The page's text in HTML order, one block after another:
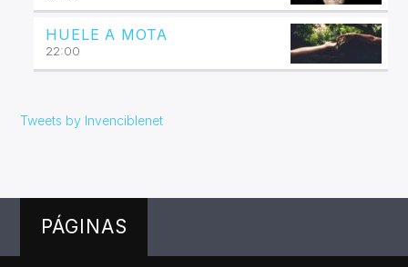
HUELE A MOTA
22:00
Tweets by Invenciblenet
PÁGINAS